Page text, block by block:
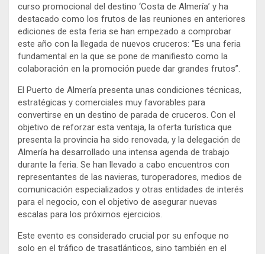
curso promocional del destino ‘Costa de Almería’ y ha
destacado como los frutos de las reuniones en anteriores
ediciones de esta feria se han empezado a comprobar
este año con la llegada de nuevos cruceros: “Es una feria
fundamental en la que se pone de manifiesto como la
colaboración en la promoción puede dar grandes frutos”.
El Puerto de Almería presenta unas condiciones técnicas,
estratégicas y comerciales muy favorables para
convertirse en un destino de parada de cruceros. Con el
objetivo de reforzar esta ventaja, la oferta turística que
presenta la provincia ha sido renovada, y la delegación de
Almería ha desarrollado una intensa agenda de trabajo
durante la feria. Se han llevado a cabo encuentros con
representantes de las navieras, turoperadores, medios de
comunicación especializados y otras entidades de interés
para el negocio, con el objetivo de asegurar nuevas
escalas para los próximos ejercicios.
Este evento es considerado crucial por su enfoque no
solo en el tráfico de trasatlánticos, sino también en el